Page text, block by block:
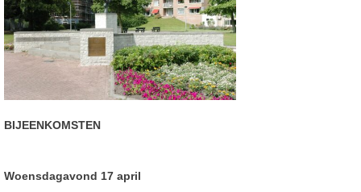
BIJEENKOMSTEN
Woensdagavond 17 april